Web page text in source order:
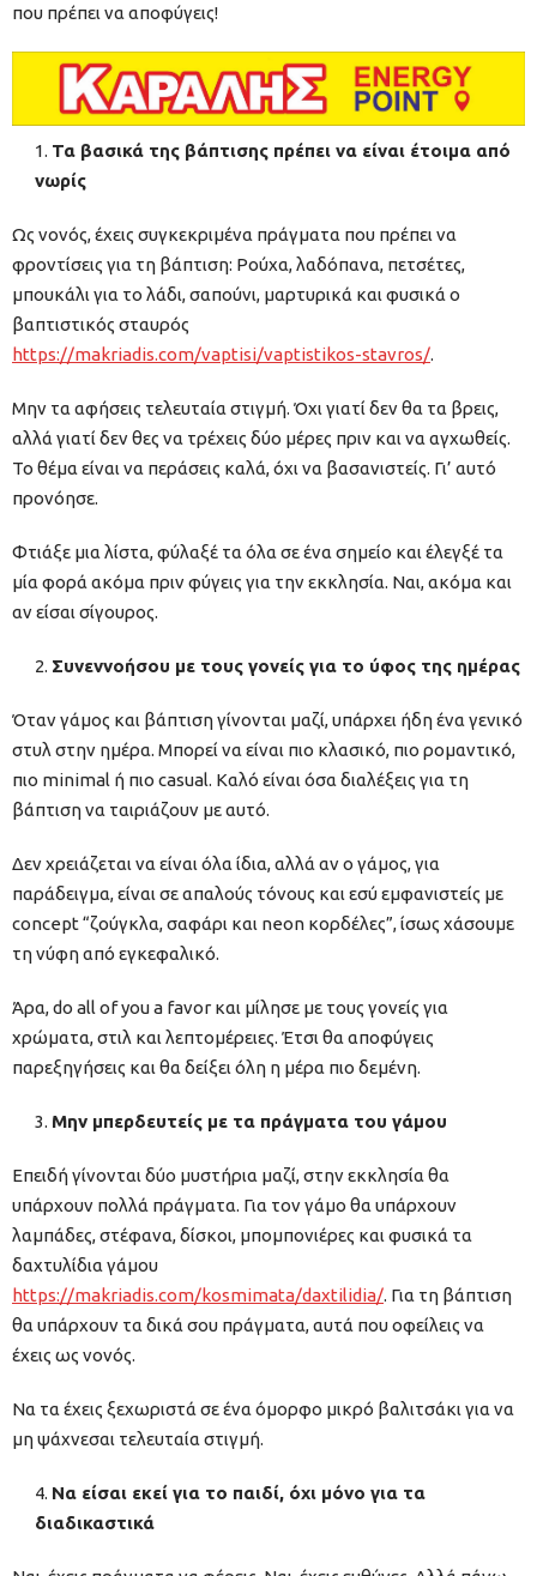
που πρέπει να αποφύγεις!
Τα βασικά της βάπτισης πρέπει να είναι έτοιμα από
νωρίς
Ως νονός, έχεις συγκεκριμένα πράγματα που πρέπει να
φροντίσεις για τη βάπτιση: Ρούχα, λαδόπανα, πετσέτες,
μπουκάλι για το λάδι, σαπούνι, μαρτυρικά και φυσικά ο
βαπτιστικός σταυρός
https://makriadis.com/vaptisi/vaptistikos-stavros/.
Μην τα αφήσεις τελευταία στιγμή. Όχι γιατί δεν θα τα βρεις,
αλλά γιατί δεν θες να τρέχεις δύο μέρες πριν και να αγχωθείς.
Το θέμα είναι να περάσεις καλά, όχι να βασανιστείς. Γι’ αυτό
προνόησε.
Φτιάξε μια λίστα, φύλαξέ τα όλα σε ένα σημείο και έλεγξέ τα
μία φορά ακόμα πριν φύγεις για την εκκλησία. Ναι, ακόμα και
αν είσαι σίγουρος.
Συνεννοήσου με τους γονείς για το ύφος της ημέρας
Όταν γάμος και βάπτιση γίνονται μαζί, υπάρχει ήδη ένα γενικό
στυλ στην ημέρα. Μπορεί να είναι πιο κλασικό, πιο ρομαντικό,
πιο minimal ή πιο casual. Καλό είναι όσα διαλέξεις για τη
βάπτιση να ταιριάζουν με αυτό.
Δεν χρειάζεται να είναι όλα ίδια, αλλά αν ο γάμος, για
παράδειγμα, είναι σε απαλούς τόνους και εσύ εμφανιστείς με
concept “ζούγκλα, σαφάρι και neon κορδέλες”, ίσως χάσουμε
τη νύφη από εγκεφαλικό.
Άρα, do all of you a favor και μίλησε με τους γονείς για
χρώματα, στιλ και λεπτομέρειες. Έτσι θα αποφύγεις
παρεξηγήσεις και θα δείξει όλη η μέρα πιο δεμένη.
Μην μπερδευτείς με τα πράγματα του γάμου
Επειδή γίνονται δύο μυστήρια μαζί, στην εκκλησία θα
υπάρχουν πολλά πράγματα. Για τον γάμο θα υπάρχουν
λαμπάδες, στέφανα, δίσκοι, μπομπονιέρες και φυσικά τα
δαχτυλίδια γάμου
https://makriadis.com/kosmimata/daxtilidia/. Για τη βάπτιση
θα υπάρχουν τα δικά σου πράγματα, αυτά που οφείλεις να
έχεις ως νονός.
Να τα έχεις ξεχωριστά σε ένα όμορφο μικρό βαλιτσάκι για να
μη ψάχνεσαι τελευταία στιγμή.
Να είσαι εκεί για το παιδί, όχι μόνο για τα
διαδικαστικά